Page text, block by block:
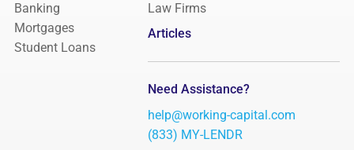
Banking
Mortgages
Student Loans
Law Firms
Articles
Need Assistance?
help@working-capital.com
(833) MY-LENDR